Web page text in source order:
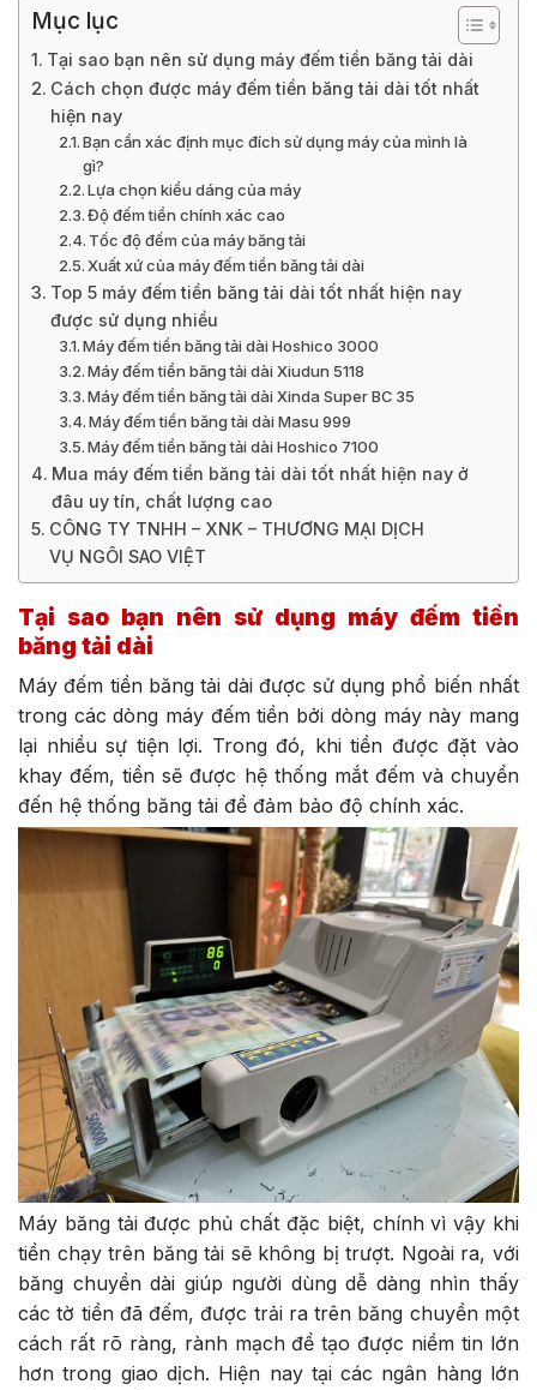
Mục lục
Tại sao bạn nên sử dụng máy đếm tiền băng tải dài
Cách chọn được máy đếm tiền băng tải dài tốt nhất
hiện nay
Bạn cần xác định mục đích sử dụng máy của mình là
gì?
Lựa chọn kiểu dáng của máy
Độ đếm tiền chính xác cao
Tốc độ đếm của máy băng tải
Xuất xứ của máy đếm tiền băng tải dài
Top 5 máy đếm tiền băng tải dài tốt nhất hiện nay
được sử dụng nhiều
Máy đếm tiền băng tải dài Hoshico 3000
Máy đếm tiền băng tải dài Xiudun 5118
Máy đếm tiền băng tải dài Xinda Super BC 35
Máy đếm tiền băng tải dài Masu 999
Máy đếm tiền băng tải dài Hoshico 7100
Mua máy đếm tiền băng tải dài tốt nhất hiện nay ở
đâu uy tín, chất lượng cao
CÔNG TY TNHH – XNK – THƯƠNG MẠI DỊCH
VỤ NGÔI SAO VIỆT
Tại sao bạn nên sử dụng máy đếm tiền
băng tải dài
Máy đếm tiền băng tải dài được sử dụng phổ biến nhất
trong các dòng máy đếm tiền bởi dòng máy này mang
lại nhiều sự tiện lợi. Trong đó, khi tiền được đặt vào
khay đếm, tiền sẽ được hệ thống mắt đếm và chuyển
đến hệ thống băng tải để đảm bảo độ chính xác.
Máy băng tải được phủ chất đặc biệt, chính vì vậy khi
tiền chạy trên băng tải sẽ không bị trượt. Ngoài ra, với
băng chuyền dài giúp người dùng dễ dàng nhìn thấy
các tờ tiền đã đếm, được trải ra trên băng chuyền một
cách rất rõ ràng, rành mạch để tạo được niềm tin lớn
hơn trong giao dịch. Hiện nay tại các ngân hàng lớn